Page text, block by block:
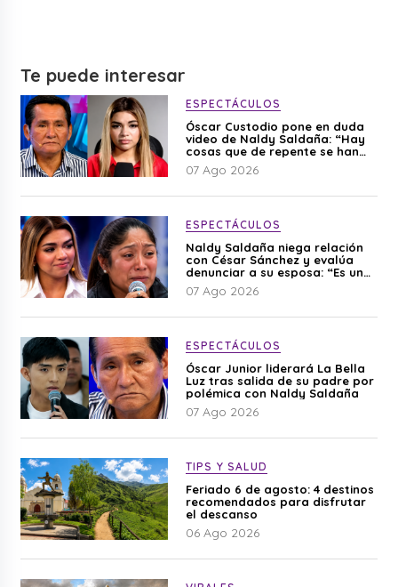
Te puede interesar
ESPECTÁCULOS
Óscar Custodio pone en duda
video de Naldy Saldaña: “Hay
cosas que de repente se han
editado”
07 Ago 2026
ESPECTÁCULOS
Naldy Saldaña niega relación
con César Sánchez y evalúa
denunciar a su esposa: “Es una
difamación”
07 Ago 2026
ESPECTÁCULOS
Óscar Junior liderará La Bella
Luz tras salida de su padre por
polémica con Naldy Saldaña
07 Ago 2026
TIPS Y SALUD
Feriado 6 de agosto: 4 destinos
recomendados para disfrutar
el descanso
06 Ago 2026